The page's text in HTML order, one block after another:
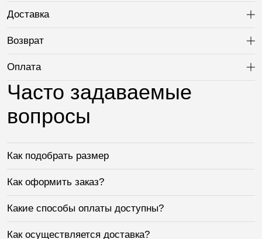
Доставка
Возврат
Оплата
Часто задаваемые
вопросы
Как подобрать размер
Как оформить заказ?
Какие способы оплаты доступны?
Как осуществляется доставка?